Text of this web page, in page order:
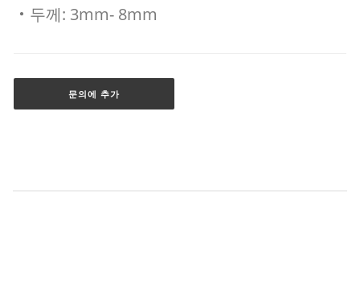
‧두께: 3mm- 8mm
문의에 추가